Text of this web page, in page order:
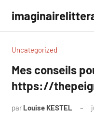
contenu
Uncategorized
Mes conseils
https://
par Louise KESTEL